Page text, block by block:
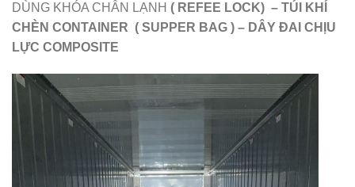
DÙNG KHÓA CHÂN LẠNH ( REFEE LOCK) – TÚI KHÍ
CHÈN CONTAINER ( SUPPER BAG ) – DÂY ĐAI CHỊU
LỰC COMPOSITE